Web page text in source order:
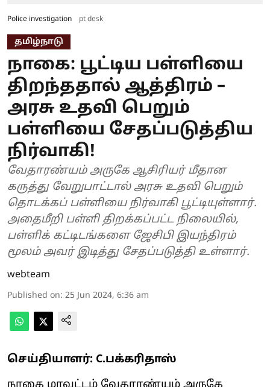
Police investigation pt desk
தமிழ்நாடு
நாகை: பூட்டிய பள்ளியை
திறந்ததால் ஆத்திரம் –
அரசு உதவி பெறும்
பள்ளியை சேதப்படுத்திய
நிர்வாகி!
வேதாரண்யம் அருகே ஆசிரியர் மீதான
கருத்து வேறுபாட்டால் அரசு உதவி பெறும்
தொடக்கப் பள்ளியை நிர்வாகி பூட்டியுள்ளார்.
அதைமீறி பள்ளி திறக்கப்பட்ட நிலையில்,
பள்ளிக் கட்டிடங்களை ஜேசிபி இயந்திரம்
மூலம் அவர் இடித்து சேதப்படுத்தி உள்ளார்.
webteam
Published on: 25 Jun 2024, 6:36 am
செய்தியாளர்: C.பக்கரிதாஸ்